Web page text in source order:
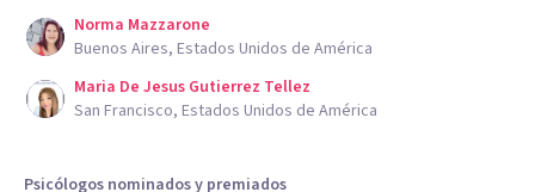
Norma Mazzarone
Buenos Aires, Estados Unidos de América
Maria De Jesus Gutierrez Tellez
San Francisco, Estados Unidos de América
Psicólogos nominados y premiados